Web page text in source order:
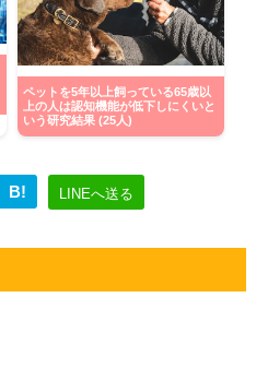
ペットを5年以上飼っている65歳以
上の人は認知機能が低下しにくいと
いう研究結果 (25人)
B! LINEへ送る